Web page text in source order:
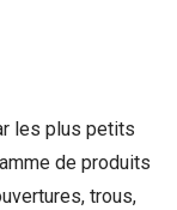
les plus petits
de produits
trous,